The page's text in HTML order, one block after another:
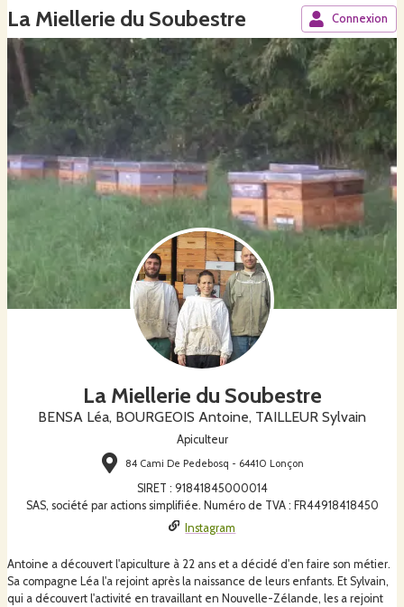
La Miellerie du Soubestre Connexion
La Miellerie du Soubestre
BENSA Léa, BOURGEOIS Antoine, TAILLEUR Sylvain
Apiculteur
84 Cami De Pedebosq - 64410 Lonçon
SIRET : 91841845000014
SAS, société par actions simplifiée. Numéro de TVA : FR44918418450
Instagram
Antoine a découvert l'apiculture à 22 ans et a décidé d'en faire son métier.
Sa compagne Léa l'a rejoint après la naissance de leurs enfants. Et Sylvain,
qui a découvert l'activité en travaillant en Nouvelle-Zélande, les a rejoint